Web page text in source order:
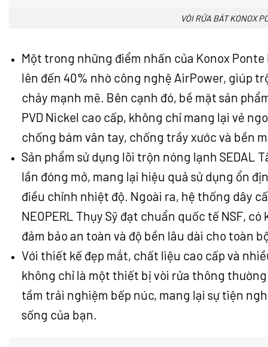
VÒI RỬA BÁT KONOX
Một trong những điểm nhấn của Konox
lên đến 40% nhờ công nghệ AirPower, giúp
chảy mạnh mẽ. Bên cạnh đó, bề mặt sản
PVD Nickel cao cấp, không chỉ mang lại vẻ
chống bám vân tay, chống trầy xước và bền
Sản phẩm sử dụng lõi trộn nóng lạnh SEDAL
lần đóng mở, mang lại hiệu quả sử dụng ổn
điều chỉnh nhiệt độ. Ngoài ra, hệ thống dây
NEOPERL Thụy Sỹ đạt chuẩn quốc tế NSF,
đảm bảo an toàn và độ bền lâu dài cho toàn
Với thiết kế đẹp mắt, chất liệu cao cấp và
không chỉ là một thiết bị vòi rửa thông
tầm trải nghiệm bếp núc, mang lại sự tiện
sống của bạn.